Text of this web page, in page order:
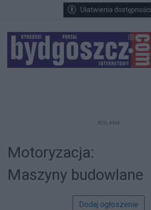
Przejdź do głównych treści
Przejdź do wyszukiwarki
Przejdź do głównego menuUłatwienia dostępności
REKLAMA
Motoryzacja:
Maszyny budowlane
Dodaj ogłoszenie